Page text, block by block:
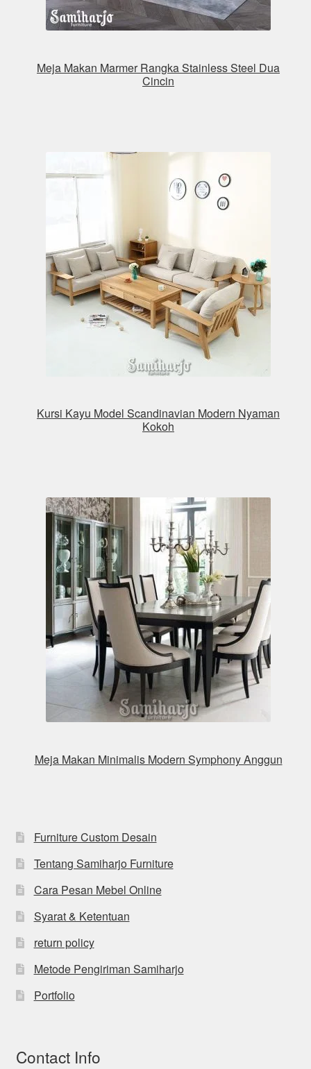
Meja Makan Marmer Rangka Stainless Steel Dua
Cincin
Kursi Kayu Model Scandinavian Modern Nyaman
Kokoh
Meja Makan Minimalis Modern Symphony Anggun
Furniture Custom Desain
Tentang Samiharjo Furniture
Cara Pesan Mebel Online
Syarat & Ketentuan
return policy
Metode Pengiriman Samiharjo
Portfolio
Contact Info